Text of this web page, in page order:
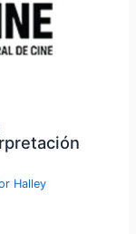
Halley